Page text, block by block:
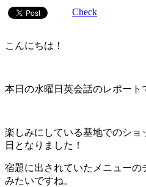
Check
こんにちは！
本日の水曜日英会話のレポート
楽しみにしている基地でのシ
日となりました！
宿題に出されていたメニューの
みたいですね。